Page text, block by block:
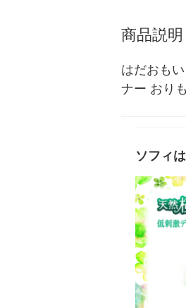
商品説明
はだおも
ナー おり
ソフィ